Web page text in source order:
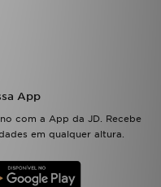
App
com a App da JD. Recebe
em qualquer altura.